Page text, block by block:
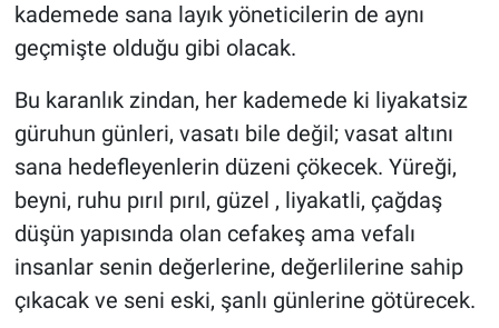
kademede sana layık yöneticilerin de aynı
geçmişte olduğu gibi olacak.
Bu karanlık zindan, her kademede ki liyakatsiz
güruhun günleri, vasatı bile değil; vasat altını
sana hedefleyenlerin düzeni çökecek. Yüreği,
beyni, ruhu pırıl pırıl, güzel , liyakatli, çağdaş
düşün yapısında olan cefakeş ama vefalı
insanlar senin değerlerine, değerlilerine sahip
çıkacak ve seni eski, şanlı günlerine götürecek.